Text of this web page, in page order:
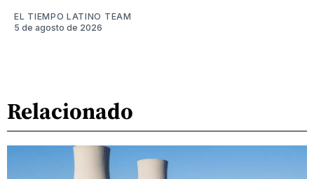
EL TIEMPO LATINO TEAM
5 de agosto de 2026
Relacionado